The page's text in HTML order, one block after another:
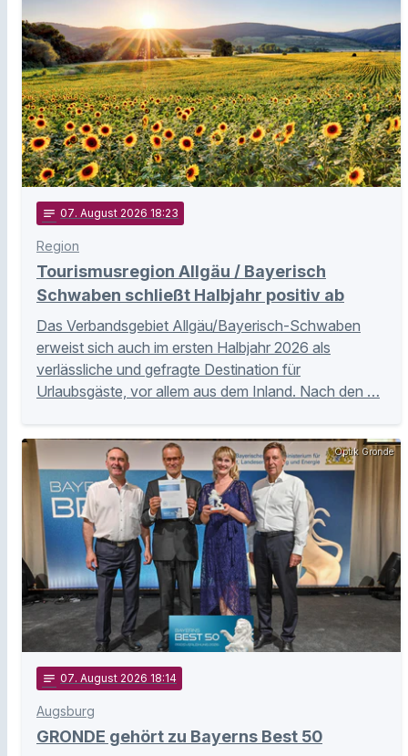
notes 07. August 2026 18:23
Region
Tourismusregion Allgäu / Bayerisch
Schwaben schließt Halbjahr positiv ab
Das Verbandsgebiet Allgäu/Bayerisch-Schwaben
erweist sich auch im ersten Halbjahr 2026 als
verlässliche und gefragte Destination für
Urlaubsgäste, vor allem aus dem Inland. Nach den …
Optik Gronde
notes 07. August 2026 18:14
Augsburg
GRONDE gehört zu Bayerns Best 50